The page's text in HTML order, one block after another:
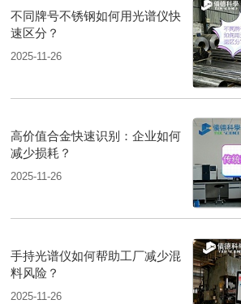
不同牌号不锈钢如何用光谱仪快
速区分？
2025-11-26
高价值合金快速识别：企业如何
减少损耗？
2025-11-26
手持光谱仪如何帮助工厂减少混
料风险？
2025-11-26